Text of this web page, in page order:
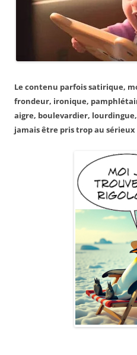
Le contenu parfois satirique,
frondeur, ironique,
aigre, boulevardier,
jamais être pris trop au sérieux